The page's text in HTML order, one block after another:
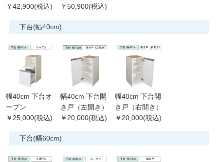
￥42,900(税込)
￥50,900(税込)
下台(幅40cm)
幅40cm 下台オ
ープン
￥25,000(税込)
幅40cm 下台開
き戸（左開き）
￥20,000(税込)
幅40cm 下台開
き戸（右開き）
￥20,000(税込)
下台(幅60cm)